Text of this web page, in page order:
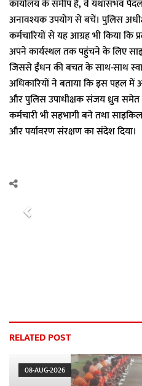
कार्यालय के समीप है, वे यथासंभव
अनावश्यक उपयोग से बचें। पुलिस
कर्मचारियों से यह आग्रह भी किया
अपने कार्यस्थल तक पहुंचने के लिए
जिससे ईंधन की बचत के साथ-साथ
अधिकारियों ने बताया कि इस पहल में
और पुलिस उपाधीक्षक संजय ध्रुव
कर्मचारी भी सहभागी बने तथा
और पर्यावरण संरक्षण का संदेश दिया।
P
s
RELATED POST
08-AUG-2026